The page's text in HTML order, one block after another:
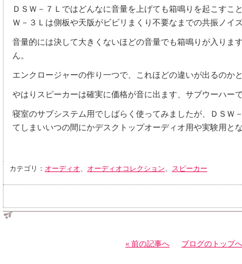
ＤＳＷ－７Ｌではどんなに音量を上げても箱鳴りを起こすこ
Ｗ－３Ｌは側板や天版がビビリまくり不要なまでの共振ノイ
音量的には決して大きくないほどの音量でも箱鳴りが入りま
ん。
エンクロージャーの作り一つで、これほどの違いが出るのかと
やはりスピーカーは確実に価格が音に出ます、サブウーハー
寝室のサブシステム用でしばらく使ってみましたが、ＤＳＷ
てしまいいつの間にかデスクトップオーディオ用や実験用と
カテゴリ： オーディオ、 オーディオコレクション、 スピーカー
« 前の記事へ ブログのトップへ